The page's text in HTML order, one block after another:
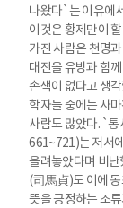
나왔다`는 이유에
이것은 황제만이
가진 사람은 천명
대전을 유방과 함
손색이 없다고 생
학자들 중에는 사
사람도 많았다. `
661~721)는 저서
올려놓았다며 비
(司馬貞)도 이에 동
뜻을 긍정하는 조